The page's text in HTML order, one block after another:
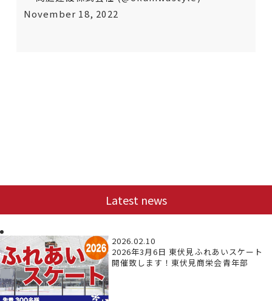
November 18, 2022
Latest news
2026.02.10
2026年3月6日 東伏見ふれあいスケート
開催致します！東伏見商栄会青年部